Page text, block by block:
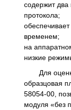
содержит
протокола;
временем;
на
низкие
Для
образцовая
58054-00,
модуля «без